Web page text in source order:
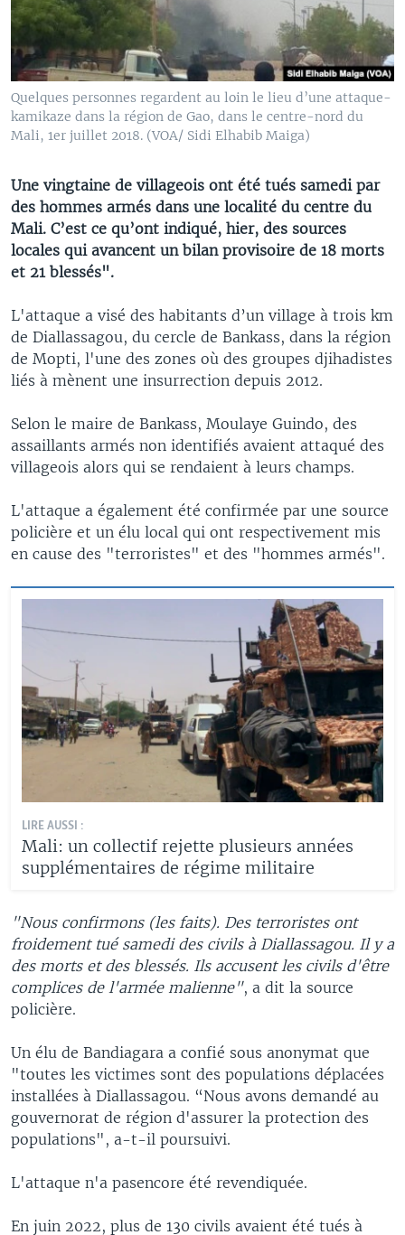
Quelques personnes regardent au loin le lieu d’une attaque-
kamikaze dans la région de Gao, dans le centre-nord du
Mali, 1er juillet 2018. (VOA/ Sidi Elhabib Maiga)
Une vingtaine de villageois ont été tués samedi par
des hommes armés dans une localité du centre du
Mali. C’est ce qu’ont indiqué, hier, des sources
locales qui avancent un bilan provisoire de 18 morts
et 21 blessés".
L'attaque a visé des habitants d’un village à trois km
de Diallassagou, du cercle de Bankass, dans la région
de Mopti, l'une des zones où des groupes djihadistes
liés à mènent une insurrection depuis 2012.
Selon le maire de Bankass, Moulaye Guindo, des
assaillants armés non identifiés avaient attaqué des
villageois alors qui se rendaient à leurs champs.
L'attaque a également été confirmée par une source
policière et un élu local qui ont respectivement mis
en cause des "terroristes" et des "hommes armés".
LIRE AUSSI :
Mali: un collectif rejette plusieurs années
supplémentaires de régime militaire
"Nous confirmons (les faits). Des terroristes ont
froidement tué samedi des civils à Diallassagou. Il y a
des morts et des blessés. Ils accusent les civils d'être
complices de l'armée malienne", a dit la source
policière.
Un élu de Bandiagara a confié sous anonymat que
"toutes les victimes sont des populations déplacées
installées à Diallassagou. “Nous avons demandé au
gouvernorat de région d'assurer la protection des
populations", a-t-il poursuivi.
L'attaque n'a pasencore été revendiquée.
En juin 2022, plus de 130 civils avaient été tués à